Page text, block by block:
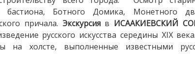
бастиона, Ботного Домика, Монетного
причала. Экскурсияв ИСААКИЕВСКИЙ
русского искусства середины XIX
на холсте, выполненные известными